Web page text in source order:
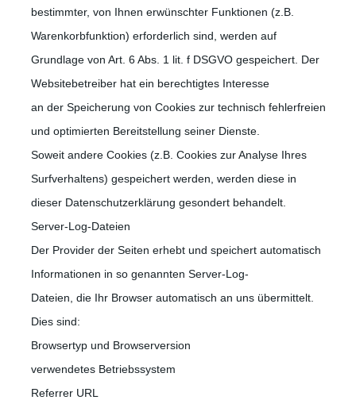
bestimmter, von Ihnen erwünschter Funktionen (z.B.
Warenkorbfunktion) erforderlich sind, werden auf
Grundlage von Art. 6 Abs. 1 lit. f DSGVO gespeichert. Der
Websitebetreiber hat ein berechtigtes Interesse
an der Speicherung von Cookies zur technisch fehlerfreien
und optimierten Bereitstellung seiner Dienste.
Soweit andere Cookies (z.B. Cookies zur Analyse Ihres
Surfverhaltens) gespeichert werden, werden diese in
dieser Datenschutzerklärung gesondert behandelt.
Server-Log-Dateien
Der Provider der Seiten erhebt und speichert automatisch
Informationen in so genannten Server-Log-
Dateien, die Ihr Browser automatisch an uns übermittelt.
Dies sind:
Browsertyp und Browserversion
verwendetes Betriebssystem
Referrer URL